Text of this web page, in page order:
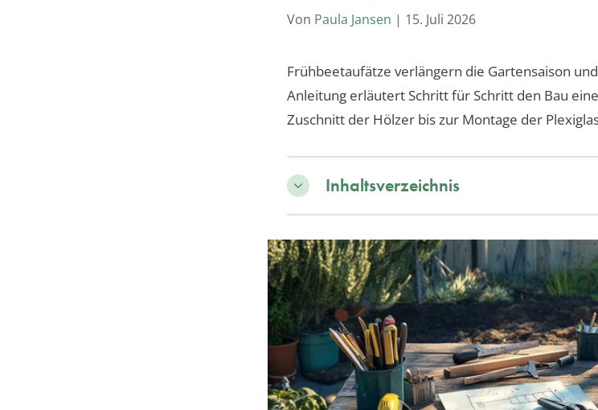
Von Paula Jansen | 15. Juli 2026
Frühbeetaufätze verlängern die Gartensaison
Anleitung erläutert Schritt für Schritt den Bau
Zuschnitt der Hölzer bis zur Montage der
Inhaltsverzeichnis